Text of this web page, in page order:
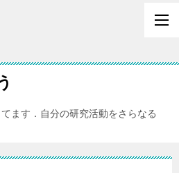
ます．自分の研究活動をさらなる